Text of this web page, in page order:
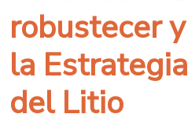
robustecer
la
del Litio